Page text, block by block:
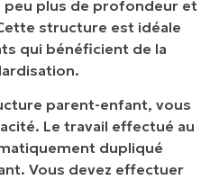
peu plus de profondeur et
structure est idéale
qui bénéficient de la
parent-enfant, vous
Le travail effectué au
dupliqué
Vous devez effectuer